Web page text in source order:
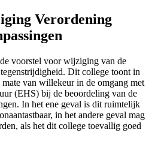
Verordening
voorstel voor wijziging van de
Dit college toont in
van willekeur in de omgang met
(EHS) bij de beoordeling van de
In het ene geval is dit ruimtelijk
in het andere geval mag
als het dit college toevallig goed